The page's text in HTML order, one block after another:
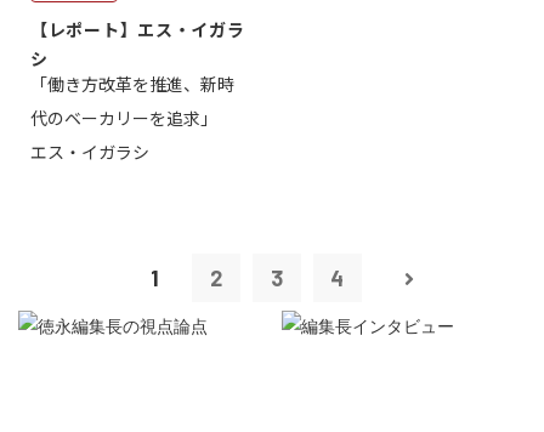
【レポート】エス・イガラ
シ
「働き方改革を推進、新時
代のベーカリーを追求」
エス・イガラシ
1 2 3 4